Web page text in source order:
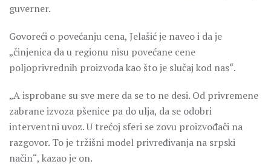
guverner.
Govoreći o povećanju cena, Jelašić je naveo i da je
„činjenica da u regionu nisu povećane cene
poljoprivrednih proizvoda kao što je slučaj kod nas“.
„A isprobane su sve mere da se to ne desi. Od privremene
zabrane izvoza pšenice pa do ulja, da se odobri
interventni uvoz. U trećoj sferi se zovu proizvođači na
razgovor. To je tržišni model privređivanja na srpski
način“, kazao je on.